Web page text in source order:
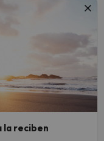
la reciben